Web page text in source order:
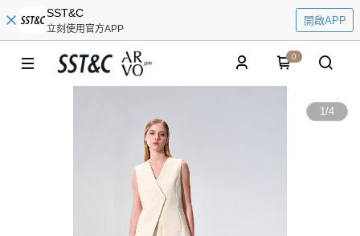
SST&C
立刻使用官方APP
開啟APP
0
1/4